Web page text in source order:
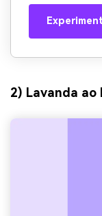
2) Lavanda ao